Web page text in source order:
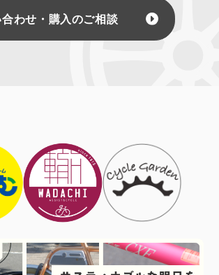
わせ・購入のご相談